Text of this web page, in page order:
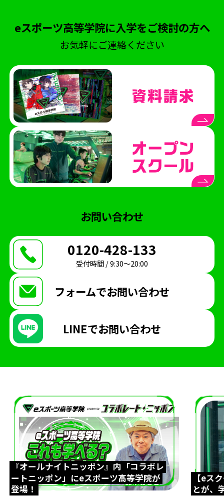
eスポーツ高等学院に入学をご検討の方へ
お気軽にご連絡ください
お問い合わせ
0120-428-133
受付時間 / 9:30〜20:00
フォームでお問い合わせ
LINEでお問い合わせ
『オールナイトニッポン』内「コラボレ
ートニッポン」にeスポーツ高等学院が
登場！
【eス
とが、